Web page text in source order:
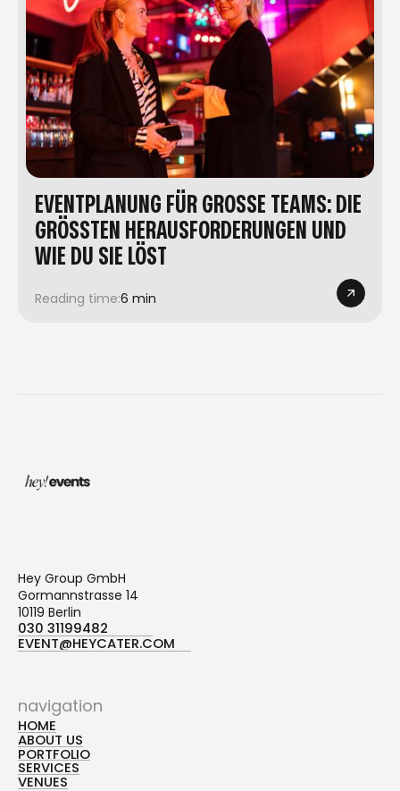
EVENTPLANUNG FÜR GROSSE TEAMS: DIE G
RÖSSTEN HERAUSFORDERUNGEN UND WI
E DU SIE LÖST
Reading time:6 min
Hey Group GmbH
Gormannstrasse 14
10119 Berlin
030 31199482
+1 (213) 555-5555
EVENT@HEYCATER.COM
HELLO@UNUSUALLY.COM
navigation
HOME
HOME
ABOUT US
ABOUT
PORTFOLIO
PORTFOLIO
SERVICES
SERVICES
VENUES